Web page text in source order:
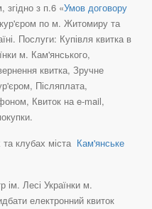
згідно з п.6 «Умов договору
по м. Житомиру та
Послуги: Купівля квитка в
м. Кам'янського,
квитка, Зручне
Післяплата,
Квиток на e-mail,
клубах міста Кам'янське
ім. Лесі Українки м.
електронний квиток